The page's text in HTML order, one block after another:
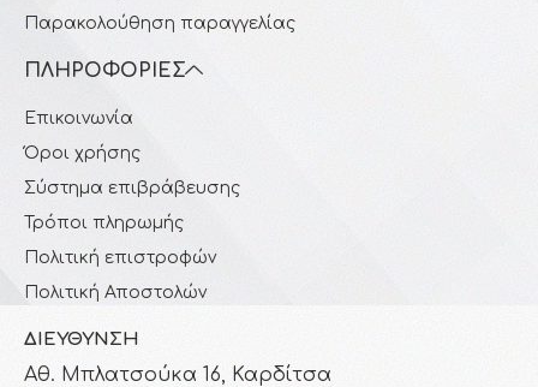
Παρακολούθηση παραγγελίας
ΠΛΗΡΟΦΟΡΊΕΣ
Επικοινωνία
Όροι χρήσης
Σύστημα επιβράβευσης
Τρόποι πληρωμής
Πολιτική επιστροφών
Πολιτική Αποστολών
ΔΙΕΎΘΥΝΣΗ
Αθ. Μπλατσούκα 16, Καρδίτσα